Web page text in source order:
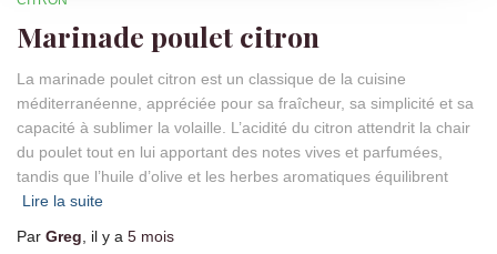
Marinade poulet citron
La marinade poulet citron est un classique de la cuisine
méditerranéenne, appréciée pour sa fraîcheur, sa simplicité et sa
capacité à sublimer la volaille. L’acidité du citron attendrit la chair
du poulet tout en lui apportant des notes vives et parfumées,
tandis que l’huile d’olive et les herbes aromatiques équilibrent
Lire la suite
Par Greg , il y a 5 mois